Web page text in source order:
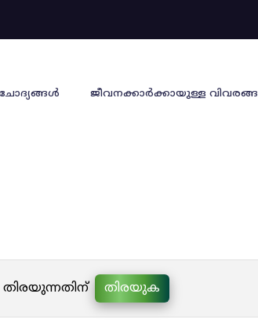
ജീവനക്കാര്‍ക്കായുള്ള
തിരയുന്നതിന് തിരയുക